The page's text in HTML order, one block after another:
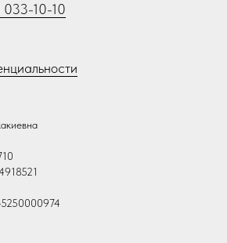
10-10